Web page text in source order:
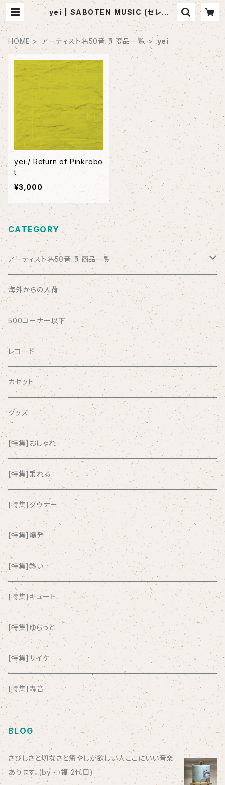
yei | SABOTEN MUSIC (セレクト
CDショップ)
HOME アーティスト名50音順 商品一覧 yei
yei / Return of Pinkrobo
t
¥3,000
CATEGORY
アーティスト名50音順 商品一覧
ABSOLUTE LOSERS
AFRICA
AGU
AIRCRAFT
airlie
AKUTAGAWA FANCLUB
ALKASILKA
all about paradise
ALL ITEM 10 TIMES
Amia Calva
Amsterdamned
ANYO
And Summer Club
anticlockwise
Aysula
Bad Operation
Bagus!
海外からの入荷
500コーナー以下
レコード
カセット
グッズ
[特集]おしゃれ
[特集]乗れる
[特集]ダウナー
[特集]爆発
[特集]熱い
[特集]キュート
[特集]ゆらっと
[特集]サイケ
[特集]轟音
BLOG
さびしさと切なさと癒やしが欲しい人ここにいい音楽
あります。(by 小福 2代目)